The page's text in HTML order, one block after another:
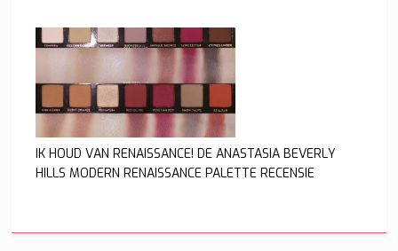
IK HOUD VAN RENAISSANCE! DE ANASTASIA BEVERLY
HILLS MODERN RENAISSANCE PALETTE RECENSIE